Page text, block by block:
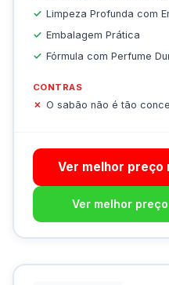
Limpeza Profunda com
Embalagem Prática
Fórmula com Perfume
CONTRAS
O sabão não é tão
Ver melhor preço
Ver melhor